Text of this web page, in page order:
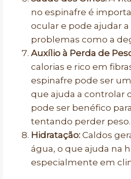
no espinafre é
ocular e pode ajudar
problemas como a
Auxílio à Perda de
calorias e rico em
espinafre pode ser
que ajuda a controlar
pode ser benéfico
tentando perder peso.
Hidratação: Caldos
água, o que ajuda na
especialmente em